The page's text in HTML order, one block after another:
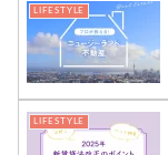
LIFESTYLE
LIFESTYLE